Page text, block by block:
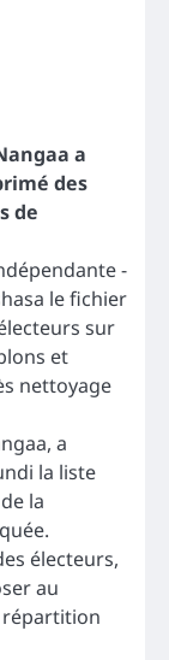
a
des
de
-
le fichier
sur
et
nettoyage
a
la liste
la
électeurs,
au
répartition